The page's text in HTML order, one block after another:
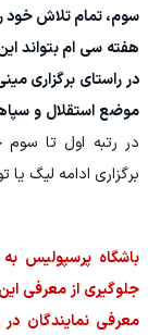
سوم، تمام تلاش خود را
هفته سی ام بتواند
در راستای برگزاری
موضع استقلال و
در رتبه اول تا سوم
برگزاری ادامه لیگ
جلوگیری از معرفی
معرفی نمایندگان